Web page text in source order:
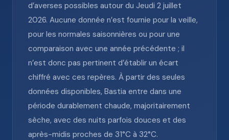
d’averses possibles autour du Jeudi 2 juillet
2026. Aucune donnée n’est fournie pour la veille,
pour les normales saisonnières ou pour une
comparaison avec une année précédente ; il
n’est donc pas pertinent d’établir un écart
chiffré avec ces repères. À partir des seules
données disponibles, Bastia entre dans une
période durablement chaude, majoritairement
sèche, avec des nuits parfois douces et des
après-midis proches de 31°C à 32°C.